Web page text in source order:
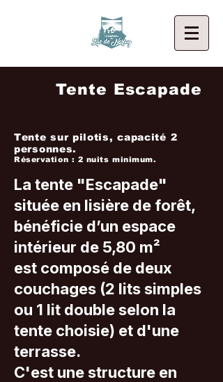
Tente Escapade
Tente sur pilotis, capacité 2
personnes.
Réservation : 2 nuits minimum.
La tente "Escapade"
située en lisière de forêt,
bénéficie d’un espace
intérieur de 5,80 m²
est composé de deux
couchages (2 lits simples
ou 1 lit double selon la
tente choisie) et d'une
terrasse.
C'est une structure en